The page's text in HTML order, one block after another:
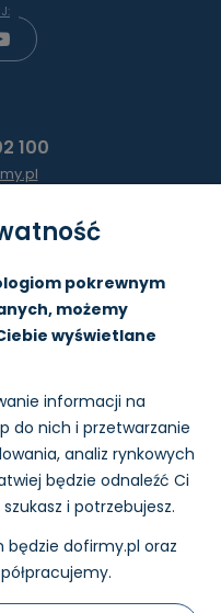
100
pokrewnym
możemy
wyświetlane
informacji na
do nich i przetwarzanie
analiz rynkowych
będzie odnaleźć Ci
i potrzebujesz.
dofirmy.pl oraz